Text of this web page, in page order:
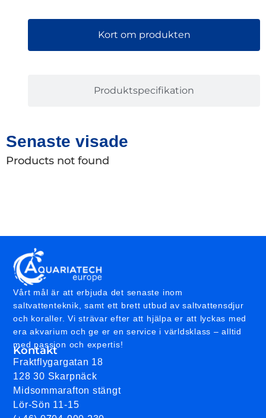
Kort om produkten
Produktspecifikation
Senaste visade
Products not found
Vårt mål är att erbjuda det senaste inom
saltvattenteknik, samt ett brett utbud av saltvattensdjur
och koraller. Vi strävar efter att hjälpa er att lyckas med
era akvarium och ge er en service i världsklass – alltid
med passion och expertis!
Kontakt
Fraktflygargatan 18
128 30 Skarpnäck
Midsommarafton stängt
Lör-Sön 11-15